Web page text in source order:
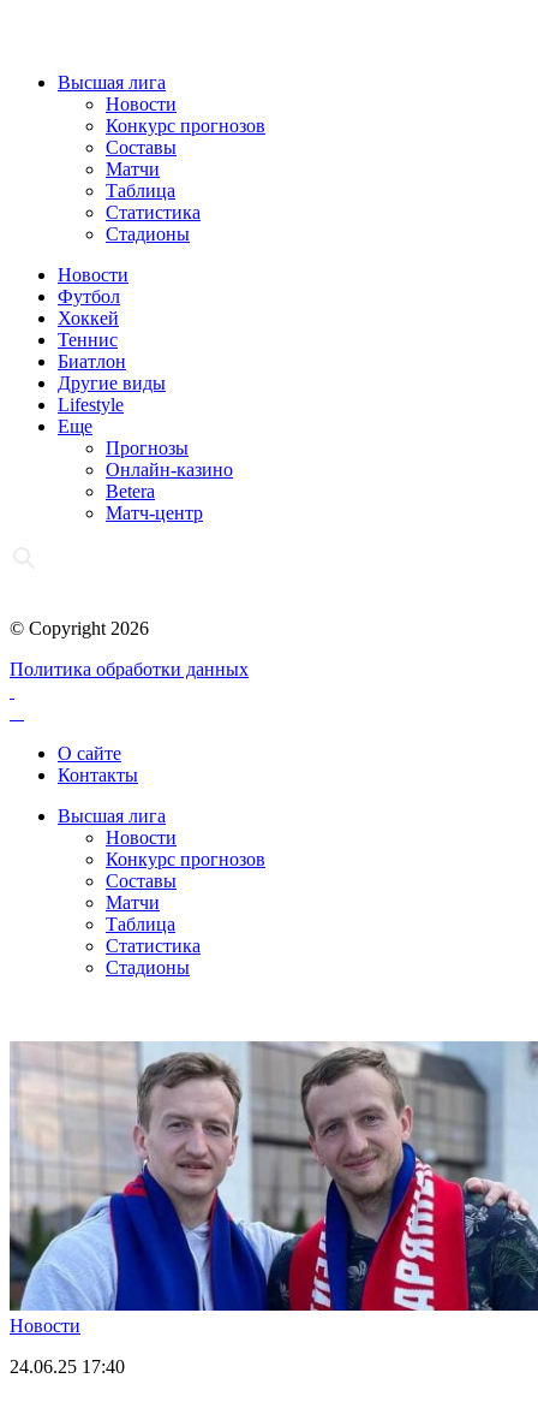
Высшая лига
Новости
Конкурс прогнозов
Составы
Матчи
Таблица
Статистика
Стадионы
Новости
Футбол
Хоккей
Теннис
Биатлон
Другие виды
Lifestyle
Еще
Прогнозы
Онлайн-казино
Betera
Матч-центр
© Copyright 2026
Политика обработки данных
О сайте
Контакты
Высшая лига
Новости
Конкурс прогнозов
Составы
Матчи
Таблица
Статистика
Стадионы
Новости
24.06.25 17:40